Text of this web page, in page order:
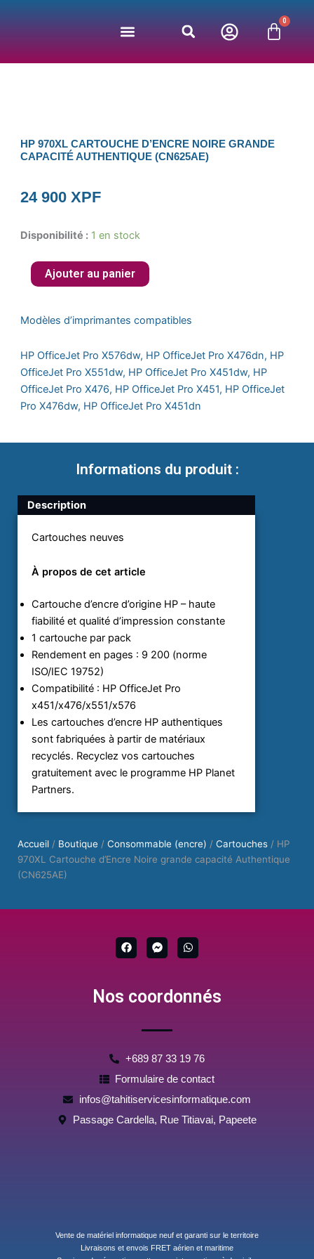
0
HP 970XL CARTOUCHE D’ENCRE NOIRE GRANDE
CAPACITÉ AUTHENTIQUE (CN625AE)
24 900 XPF
Disponibilité : 1 en stock
quantité
Cartouche
Noire
Authentique
(CN625AE)
Ajouter au panier
Modèles d’imprimantes compatibles
HP OfficeJet Pro X576dw, HP OfficeJet Pro X476dn, HP
OfficeJet Pro X551dw, HP OfficeJet Pro X451dw, HP
OfficeJet Pro X476, HP OfficeJet Pro X451, HP OfficeJet
Pro X476dw, HP OfficeJet Pro X451dn
Informations du produit :
Description
Cartouches neuves
À propos de cet article
Cartouche d’encre d’origine HP – haute
fiabilité et qualité d’impression constante
1 cartouche par pack
Rendement en pages : 9 200 (norme
ISO/IEC 19752)
Compatibilité : HP OfficeJet Pro
x451/x476/x551/x576
Les cartouches d’encre HP authentiques
sont fabriquées à partir de matériaux
recyclés. Recyclez vos cartouches
gratuitement avec le programme HP Planet
Partners.
Accueil/ Boutique / Consommable (encre) / Cartouches/ HP
970XL Cartouche d’Encre Noire grande capacité Authentique
(CN625AE)
Vente de matériel informatique neuf et garanti sur le territoire
Livraisons et envois FRET aérien et maritime
Nos coordonnés
+689 87 33 19 76
Formulaire de contact
infos@tahitiservicesinformatique.com
Passage Cardella, Rue Titiavai, Papeete
F
a
c
o
o
F
a
c
o
o
s
e
g
r
W
h
a
a
p